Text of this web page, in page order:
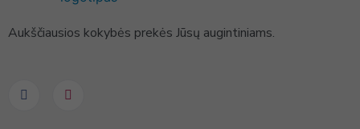
Aukščiausios kokybės prekės Jūsų augintiniams.